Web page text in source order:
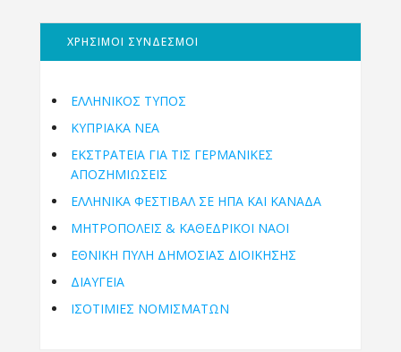
ΧΡΗΣΙΜΟΙ ΣΥΝΔΕΣΜΟΙ
ΕΛΛΗΝΙΚΟΣ ΤΥΠΟΣ
ΚΥΠΡΙΑΚΑ ΝΕΑ
ΕΚΣΤΡΑΤΕΙΑ ΓΙΑ ΤΙΣ ΓΕΡΜΑΝΙΚΕΣ
ΑΠΟΖΗΜΙΩΣΕΙΣ
ΕΛΛΗΝΙΚΆ ΦΕΣΤΙΒΆΛ ΣΕ ΗΠΑ ΚΑΙ ΚΑΝΑΔΑ
ΜΗΤΡΟΠΌΛΕΙΣ & ΚΑΘΕΔΡΙΚΟΊ ΝΑΟΊ
ΕΘΝΙΚΉ ΠΎΛΗ ΔΗΜΌΣΙΑΣ ΔΙΟΊΚΗΣΗΣ
ΔΙΑΥΓΕΙΑ
ΙΣΟΤΙΜΙΕΣ ΝΟΜΙΣΜΑΤΩΝ